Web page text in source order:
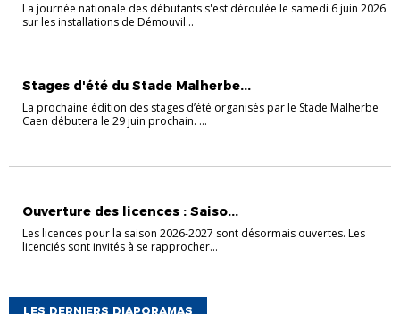
La journée nationale des débutants s'est déroulée le samedi 6 juin 2026
sur les installations de Démouvil...
Stages d'été du Stade Malherbe...
La prochaine édition des stages d’été organisés par le Stade Malherbe
Caen débutera le 29 juin prochain. ...
Ouverture des licences : Saiso...
Les licences pour la saison 2026-2027 sont désormais ouvertes. Les
licenciés sont invités à se rapprocher...
LES DERNIERS DIAPORAMAS